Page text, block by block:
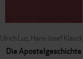
Ulrich Luz, Hans-Josef Klauck
Die Apostelgeschichte